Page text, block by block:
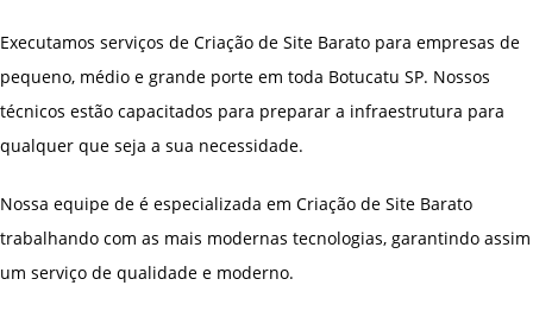
Executamos serviços de Criação de Site Barato para empresas de
pequeno, médio e grande porte em toda Botucatu SP. Nossos
técnicos estão capacitados para preparar a infraestrutura para
qualquer que seja a sua necessidade.
Nossa equipe de é especializada em Criação de Site Barato
trabalhando com as mais modernas tecnologias, garantindo assim
um serviço de qualidade e moderno.